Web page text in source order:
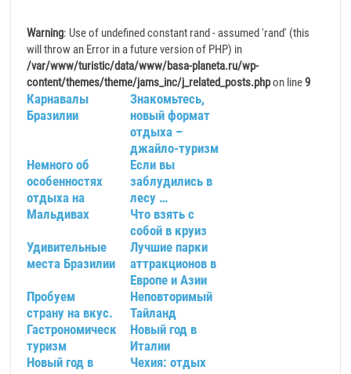
Warning: Use of undefined constant rand - assumed 'rand' (this
will throw an Error in a future version of PHP) in
/var/www/turistic/data/www/basa-planeta.ru/wp-
content/themes/theme/jams_inc/j_related_posts.phpon line9
Карнавалы
Бразилии
Знакомьтесь,
новый формат
отдыха –
джайло-туризм
Немного об
особенностях
отдыха на
Мальдивах
Если вы
заблудились в
лесу …
Что взять с
собой в круиз
Удивительные
места Бразилии
Лучшие парки
аттракционов в
Европе и Азии
Пробуем
страну на вкус.
Гастрономический
туризм
Неповторимый
Тайланд
Новый год в
Италии
Новый год в
Чехия: отдых